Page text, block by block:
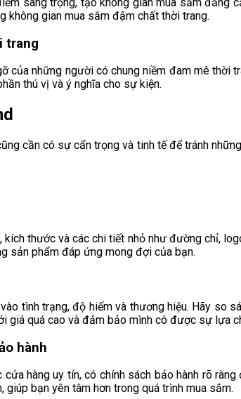
không gian mua sắm đậm chất thời trang.
trang
của những người có chung niềm đam mê
thú vị và ý nghĩa cho sự kiện.
cần có sự cẩn trọng và tinh tế để tránh
thước và các chi tiết nhỏ như đường chỉ,
sản phẩm đáp ứng mong đợi của bạn.
tình trạng, độ hiếm và thương hiệu. Hãy so
giá quá cao và đảm bảo mình có được sự lựa
hành
hàng uy tín, có chính sách bảo hành rõ
bạn yên tâm hơn trong quá trình mua sắm.